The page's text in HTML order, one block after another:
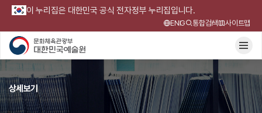
이 누리집은 대한민국 공식 전자정부 누리집입니다.
ENG 통합검색 사이트맵
상세보기